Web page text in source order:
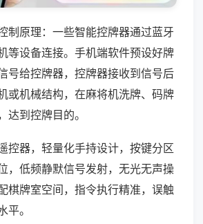
制原理：一些智能控牌器通过蓝牙
等设备连接。手机端软件预设好牌
号给控牌器，控牌器接收到信号后
或机械结构，在麻将机洗牌、码牌
达到控牌目的。
控器，轻量化手持设计，按键分区
，低频静默信号发射，无光无声操
棋牌室空间，指令执行精准，误触
平。